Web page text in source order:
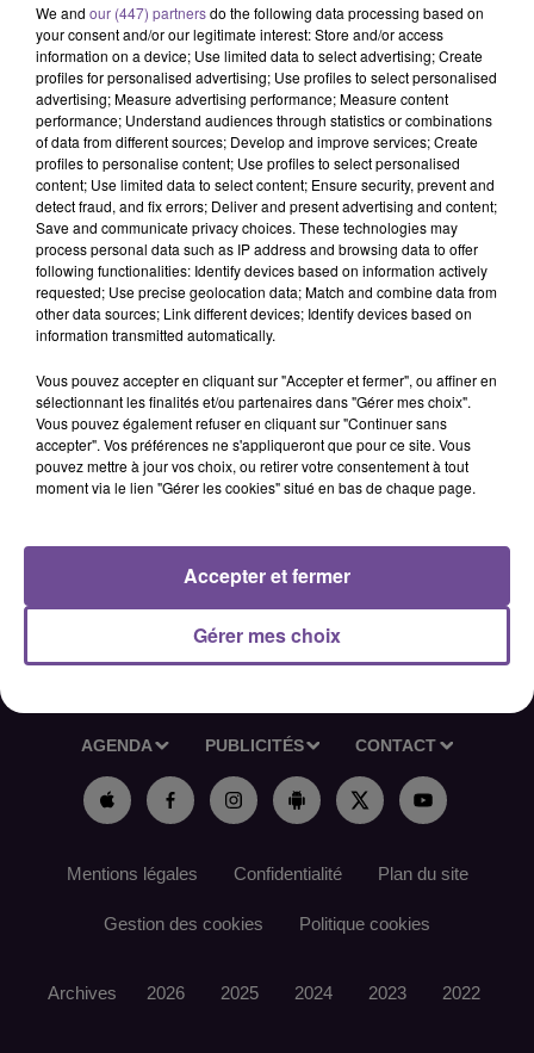
Un établissement scolaire de Guéret
recherche un agent de laboratoire
(H/F).
Un établissement scolaire de Guéret recherche un agent de
laboratoire (H/F). Vous devez préparer et mettre en place les
travaux pratiques et les cours à destination des élèves. Vos
missions : garantir la gestion du matériel de laboratoire.
Favoriser l'accueil des élèves dans le laboratoire. Être un
assistant pédagogique de l’enseignant. Aider à la
préparation des cours et des travaux pratiques.
AGENDA PUBLICITÉS CONTACT
Mentions légales Confidentialité Plan du site
Gestion des cookies Politique cookies
Archives 2026 2025 2024 2023 2022
We and our (447) partnersdo the following data processing based on
your consent and/or our legitimate interest: Store and/or access
information on a device; Use limited data to select advertising; Create
profiles for personalised advertising; Use profiles to select personalised
advertising; Measure advertising performance; Measure content
performance; Understand audiences through statistics or combinations
of data from different sources; Develop and improve services; Create
profiles to personalise content; Use profiles to select personalised
content; Use limited data to select content; Ensure security, prevent and
detect fraud, and fix errors; Deliver and present advertising and content;
Save and communicate privacy choices. These technologies may
process personal data such as IP address and browsing data to offer
following functionalities: Identify devices based on information actively
requested; Use precise geolocation data; Match and combine data from
other data sources; Link different devices; Identify devices based on
information transmitted automatically.
Vous pouvez accepter en cliquant sur "Accepter et fermer", ou affiner en
sélectionnant les finalités et/ou partenaires dans "Gérer mes choix".
Vous pouvez également refuser en cliquant sur "Continuer sans
accepter". Vos préférences ne s'appliqueront que pour ce site. Vous
pouvez mettre à jour vos choix, ou retirer votre consentement à tout
moment via le lien "Gérer les cookies" situé en bas de chaque page.
Gérer mes choix
Accepter et fermer